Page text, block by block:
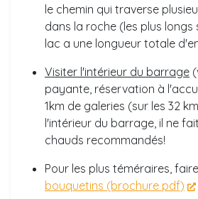
le chemin qui traverse
dans la roche (les plus longs
lac a une longueur totale
Visiter l'intérieur du barrage
payante, réservation à
1km de galeries (sur les 32
l'intérieur du barrage, il ne
chauds recommandés!
Pour les plus téméraires,
bouquetins (brochure pdf)